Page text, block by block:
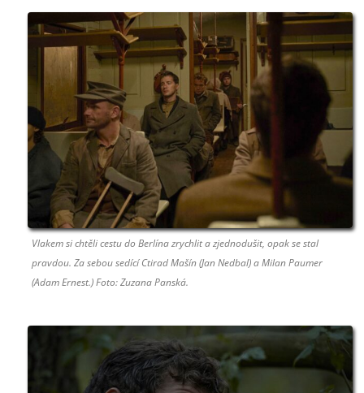
Vlakem si chtěli cestu do Berlína zrychlit a zjednodušit, opak se stal
pravdou. Za sebou sedící Ctirad Mašín (Jan Nedbal) a Milan Paumer
(Adam Ernest.) Foto: Zuzana Panská.